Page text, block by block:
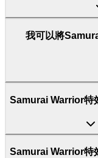
我可以將
Samurai Warrior特
Samurai Warrior特